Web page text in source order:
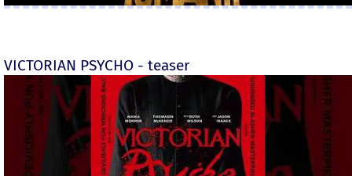
VICTORIAN PSYCHO - teaser